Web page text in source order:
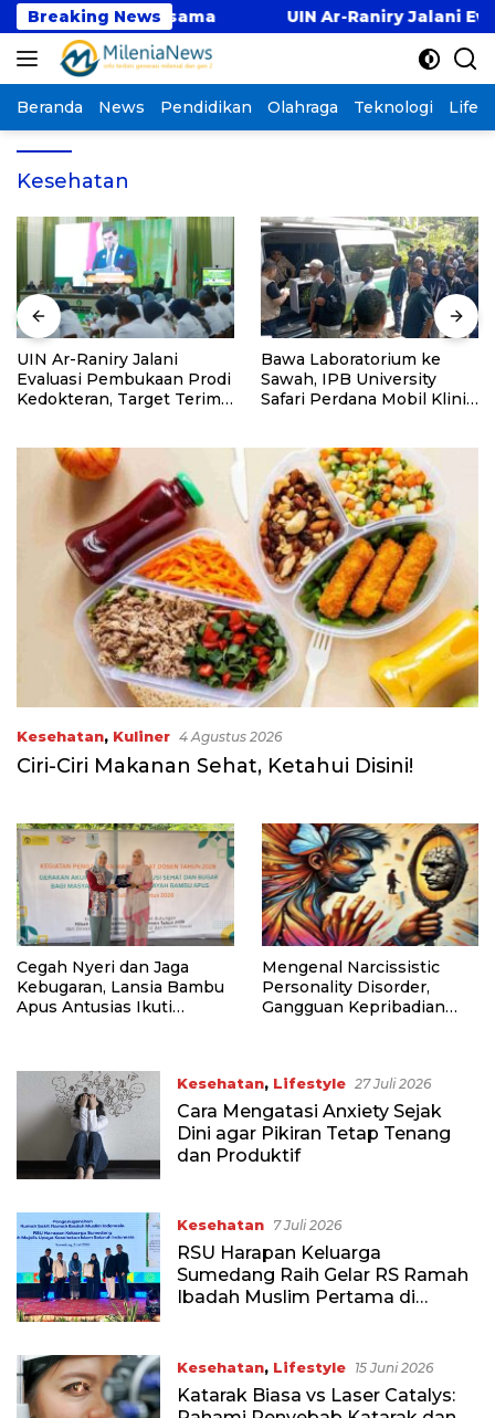
Langsung
ke
konten
Breaking News
Bersama UIN Ar-Raniry Jalani Evaluasi
Beranda News Pendidikan Olahraga Teknologi
Kesehatan
UIN Ar-Raniry Jalani
Evaluasi Pembukaan Prodi
Kedokteran, Target Terima
Bawa Laboratorium ke
Sawah, IPB University
Safari Perdana Mobil Klinik
Kesehatan, Kuliner 4 Agustus 2026
Ciri-Ciri Makanan Sehat, Ketahui Disini!
Cegah Nyeri dan Jaga
Kebugaran, Lansia Bambu
Apus Antusias Ikuti
Pengabdi UI
Mengenal Narcissistic
Personality Disorder,
Gangguan Kepribadian
Kesehatan, Lifestyle 27 Juli 2026
Cara Mengatasi Anxiety Sejak
Dini agar Pikiran Tetap Tenang
dan Produktif
Kesehatan 7 Juli 2026
RSU Harapan Keluarga
Sumedang Raih Gelar RS Ramah
Ibadah Muslim Pertama di
Kesehatan, Lifestyle 15 Juni 2026
Katarak Biasa vs Laser Catalys: